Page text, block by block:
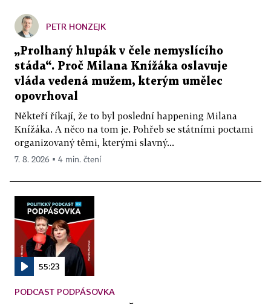
PETR HONZEJK
„Prolhaný hlupák v čele nemyslícího
stáda“. Proč Milana Knížáka oslavuje
vláda vedená mužem, kterým umělec
opovrhoval
Někteří říkají, že to byl poslední happening Milana
Knížáka. A něco na tom je. Pohřeb se státními poctami
organizovaný těmi, kterými slavný...
7. 8. 2026 ▪ 4 min. čtení
55:23
PODCAST PODPÁSOVKA